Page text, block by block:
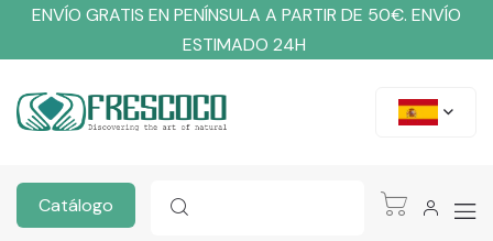
ENVÍO GRATIS EN PENÍNSULA A PARTIR DE 50€. ENVÍO
ESTIMADO 24H
Catálogo